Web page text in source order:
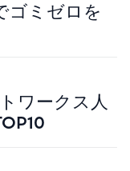
ゴミゼロを
ワークス人